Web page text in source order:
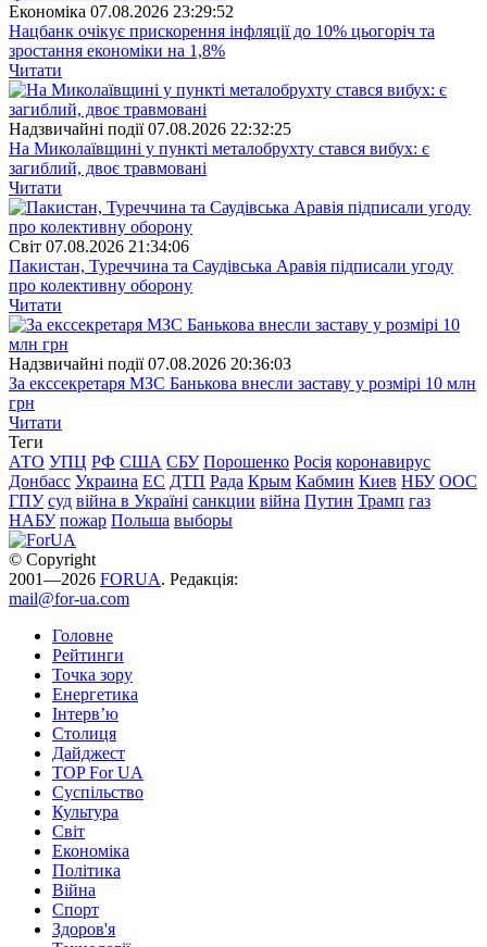
Економіка 07.08.2026 23:29:52
Нацбанк очікує прискорення інфляції до 10% цьогоріч та
зростання економіки на 1,8%
Читати
Надзвичайні події 07.08.2026 22:32:25
На Миколаївщині у пункті металобрухту стався вибух: є
загиблий, двоє травмовані
Читати
Свiт 07.08.2026 21:34:06
Пакистан, Туреччина та Саудівська Аравія підписали угоду
про колективну оборону
Читати
Надзвичайні події 07.08.2026 20:36:03
За екссекретаря МЗС Банькова внесли заставу у розмірі 10 млн
грн
Читати
Теги
АТО УПЦ РФ США СБУ Порошенко Росія коронавирус
Донбасс Украина ЕС ДТП Рада Крым Кабмин Киев НБУ ООС
ГПУ суд війна в Україні санкции війна Путин Трамп газ
НАБУ пожар Польша выборы
© Copyright
2001—2026 FORUA. Редакція:
mail@for-ua.com
Головне
Рейтинги
Точка зору
Енергетика
Інтерв’ю
Столиця
Дайджест
TOP For UA
Суспiльство
Культура
Світ
Економіка
Політика
Війна
Спорт
Здоров'я